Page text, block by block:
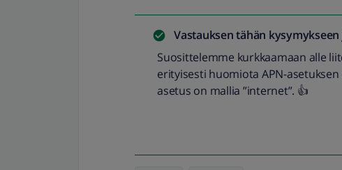
Vastauksen tähän kysymykseen
Suosittelemme kurkkaamaan alle
erityisesti huomiota APN-
asetus on mallia ”internet”. 👍